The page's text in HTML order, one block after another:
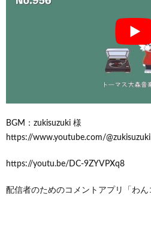
BGM：zukisuzuki 様
https://www.youtube.com/
https://youtu.be/DC-9ZYVPXq8
配信者のためのコメントアプリ「わ